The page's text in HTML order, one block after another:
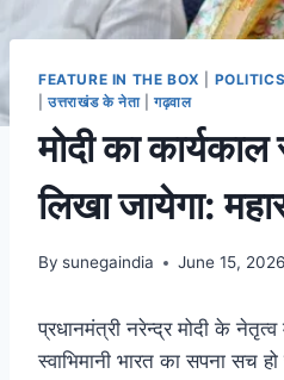
FEATURE IN THE BOX POLITICS
|उत्तराखंड के नेता| गढ़वाल
मोदी का कार्यकाल
लिखा जायेगा:
By sunegaindia June 15, 2026
प्रधानमंत्री नरेन्द्र मोदी के
स्वाभिमानी भारत का सपना सच